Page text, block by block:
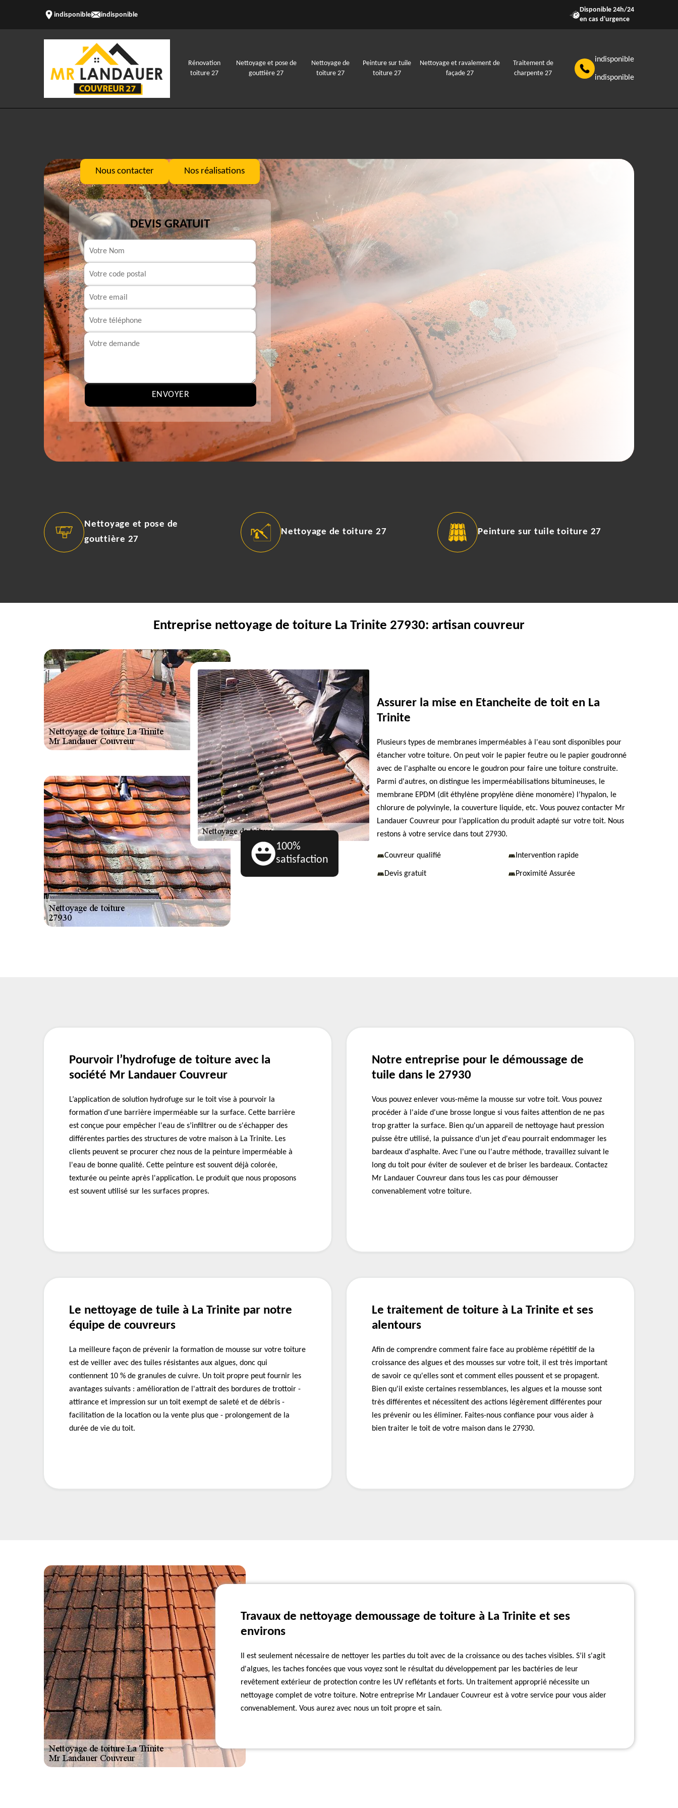
indisponible indisponible
Disponible 24h/24
en cas d'urgence
Rénovation
toiture 27
Nettoyage et pose de
gouttière 27
Nettoyage de
toiture 27
Peinture sur tuile
toiture 27
Nettoyage et ravalement de
façade 27
Traitement de
charpente 27
indisponible
indisponible
Nous contacter Nos réalisations
DEVIS GRATUIT
Nettoyage et pose de
gouttière 27
Nettoyage de toiture 27 Peinture sur tuile toiture 27
Entreprise nettoyage de toiture La Trinite 27930: artisan couvreur
100%
satisfaction
Assurer la mise en Etancheite de toit en La
Trinite
Plusieurs types de membranes imperméables à l'eau sont disponibles pour
étancher votre toiture. On peut voir le papier feutre ou le papier goudronné
avec de l'asphalte ou encore le goudron pour faire une toiture construite.
Parmi d'autres, on distingue les imperméabilisations bitumineuses, le
membrane EPDM (dit éthylène propylène diène monomère) l’hypalon, le
chlorure de polyvinyle, la couverture liquide, etc. Vous pouvez contacter Mr
Landauer Couvreur pour l’application du produit adapté sur votre toit. Nous
restons à votre service dans tout 27930.
Couvreur qualifié Intervention rapide
Devis gratuit Proximité Assurée
Pourvoir l’hydrofuge de toiture avec la
société Mr Landauer Couvreur
L’application de solution hydrofuge sur le toit vise à pourvoir la
formation d'une barrière imperméable sur la surface. Cette barrière
est conçue pour empêcher l'eau de s’infiltrer ou de s'échapper des
différentes parties des structures de votre maison à La Trinite. Les
clients peuvent se procurer chez nous de la peinture imperméable à
l'eau de bonne qualité. Cette peinture est souvent déjà colorée,
texturée ou peinte après l'application. Le produit que nous proposons
est souvent utilisé sur les surfaces propres.
Notre entreprise pour le démoussage de
tuile dans le 27930
Vous pouvez enlever vous-même la mousse sur votre toit. Vous pouvez
procéder à l'aide d'une brosse longue si vous faites attention de ne pas
trop gratter la surface. Bien qu'un appareil de nettoyage haut pression
puisse être utilisé, la puissance d’un jet d'eau pourrait endommager les
bardeaux d'asphalte. Avec l'une ou l'autre méthode, travaillez suivant le
long du toit pour éviter de soulever et de briser les bardeaux. Contactez
Mr Landauer Couvreur dans tous les cas pour démousser
convenablement votre toiture.
Le nettoyage de tuile à La Trinite par notre
équipe de couvreurs
La meilleure façon de prévenir la formation de mousse sur votre toiture
est de veiller avec des tuiles résistantes aux algues, donc qui
contiennent 10 % de granules de cuivre. Un toit propre peut fournir les
avantages suivants : amélioration de l'attrait des bordures de trottoir -
attirance et impression sur un toit exempt de saleté et de débris -
facilitation de la location ou la vente plus que - prolongement de la
durée de vie du toit.
Le traitement de toiture à La Trinite et ses
alentours
Afin de comprendre comment faire face au problème répétitif de la
croissance des algues et des mousses sur votre toit, il est très important
de savoir ce qu'elles sont et comment elles poussent et se propagent.
Bien qu'il existe certaines ressemblances, les algues et la mousse sont
très différentes et nécessitent des actions légèrement différentes pour
les prévenir ou les éliminer. Faites-nous confiance pour vous aider à
bien traiter le toit de votre maison dans le 27930.
Travaux de nettoyage demoussage de toiture à La Trinite et ses
environs
Il est seulement nécessaire de nettoyer les parties du toit avec de la croissance ou des taches visibles. S’il s'agit
d'algues, les taches foncées que vous voyez sont le résultat du développement par les bactéries de leur
revêtement extérieur de protection contre les UV reflétants et forts. Un traitement approprié nécessite un
nettoyage complet de votre toiture. Notre entreprise Mr Landauer Couvreur est à votre service pour vous aider
convenablement. Vous aurez avec nous un toit propre et sain.